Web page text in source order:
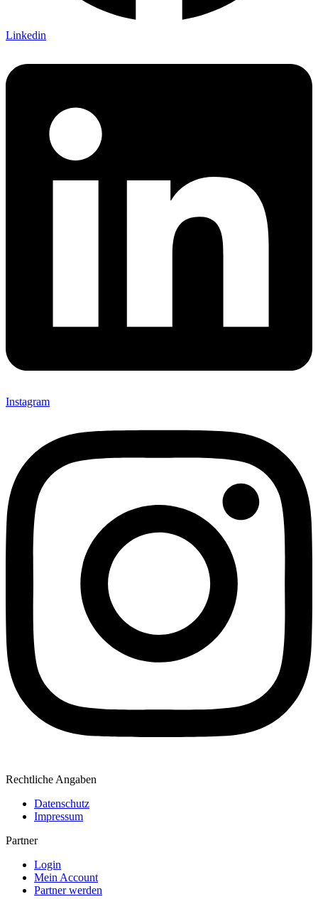
Linkedin
Instagram
Rechtliche Angaben
Datenschutz
Impressum
Partner
Login
Mein Account
Partner werden